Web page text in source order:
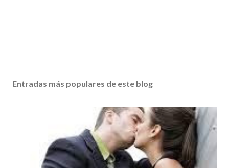
Entradas más populares de este blog